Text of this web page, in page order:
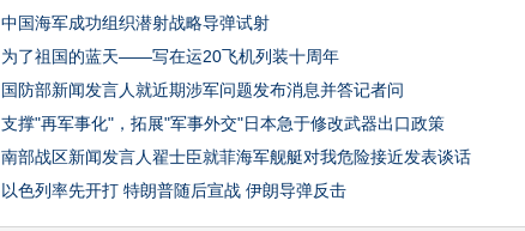
中国海军成功组织潜射战略导弹试射
为了祖国的蓝天——写在运20飞机列装十周年
国防部新闻发言人就近期涉军问题发布消息并答记者问
支撑"再军事化"，拓展"军事外交"日本急于修改武器出口政策
南部战区新闻发言人翟士臣就菲海军舰艇对我危险接近发表谈话
以色列率先开打 特朗普随后宣战 伊朗导弹反击